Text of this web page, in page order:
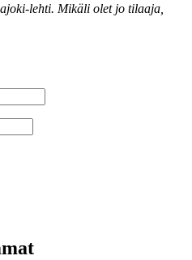
lehti. Mikäli olet jo tilaaja,